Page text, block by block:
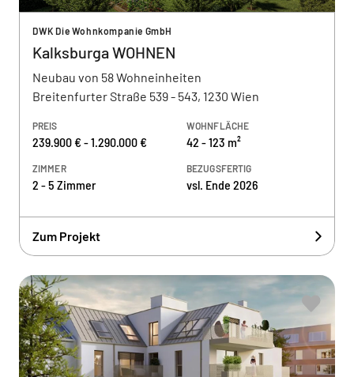
DWK Die Wohnkompanie GmbH
Kalksburga WOHNEN
Neubau von 58 Wohneinheiten
Breitenfurter Straße 539 - 543, 1230 Wien
PREIS
239.900 € - 1.290.000 €
WOHNFLÄCHE
42 - 123 m²
ZIMMER
2 - 5 Zimmer
BEZUGSFERTIG
vsl. Ende 2026
Zum Projekt